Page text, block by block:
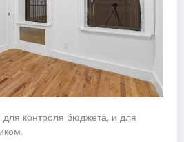
контроля бюджета, и для